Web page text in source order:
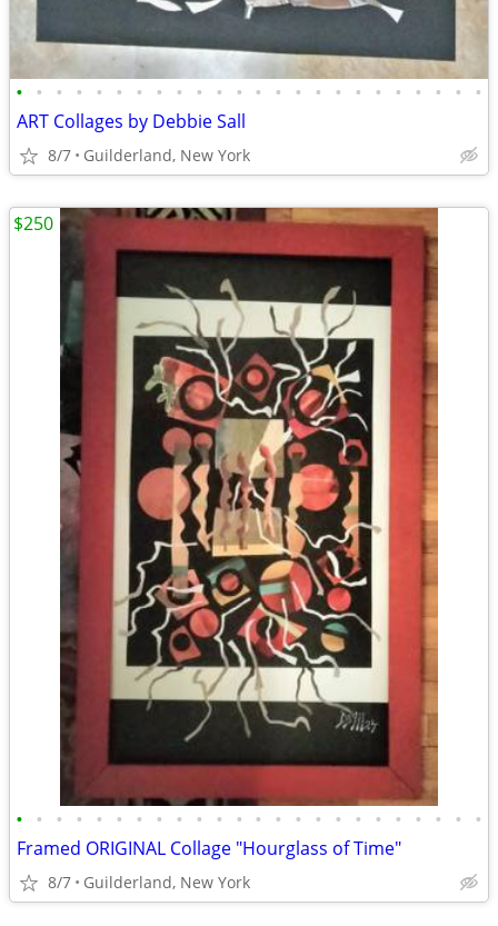
• • • • • • • • • • • • • • • • • • • • • • • •
ART Collages by Debbie Sall
8/7 Guilderland, New York
• • • • • • • • • • • • • • • • • • • • • • • •
Framed ORIGINAL Collage "Hourglass of Time"
8/7 Guilderland, New York
$250